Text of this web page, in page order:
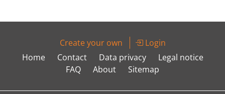
Create your own
Login
Home
Contact Data privacy
Legal notice
FAQ
About Sitemap